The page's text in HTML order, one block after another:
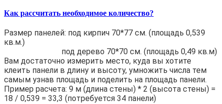
Как рассчитать необходимое количество?
Размер панелей: под кирпич 70*77 см. (площадь 0,539
кв.м.)
под дерево 70*70 см. (площадь 0,49 кв.м)
Вам достаточно измерить место, куда вы хотите
клеить панели в длину и высоту, умножить числа тем
самым узнав площадь и поделить на площадь панели.
Пример расчета: 9 м (длина стены) * 2 (высота стены) =
18 / 0,539 = 33,3 (потребуется 34 панели)